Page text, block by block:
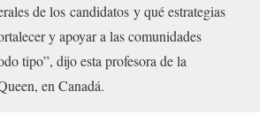
de los candidatos y qué estrategias
y apoyar a las comunidades
tipo”, dijo esta profesora de la
en Canadá.